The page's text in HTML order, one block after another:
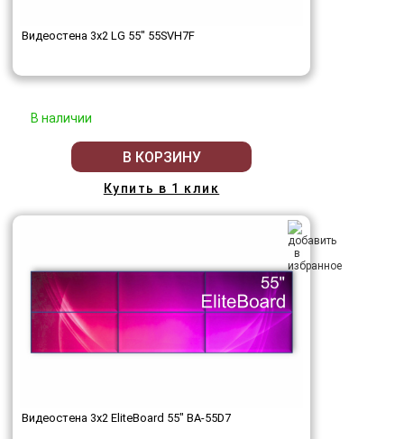
Видеостена 3x2 LG 55" 55SVH7F
В наличии
В КОРЗИНУ
Купить в 1 клик
Видеостена 3x2 EliteBoard 55" BA-55D7